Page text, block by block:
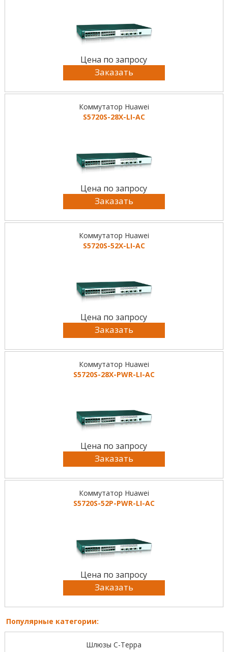
Цена по запросу
Заказать
Коммутатор Huawei
S5720S-28X-LI-AC
Цена по запросу
Заказать
Коммутатор Huawei
S5720S-52X-LI-AC
Цена по запросу
Заказать
Коммутатор Huawei
S5720S-28X-PWR-LI-AC
Цена по запросу
Заказать
Коммутатор Huawei
S5720S-52P-PWR-LI-AC
Цена по запросу
Заказать
Популярные категории:
Шлюзы С-Терра